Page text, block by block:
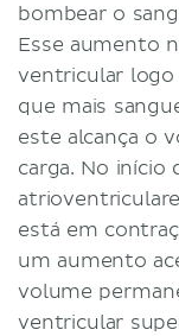
bombear o
Esse aumento
ventricular logo
que mais
este alcança o
carga. No início
está em
um aumento
volume
ventricular